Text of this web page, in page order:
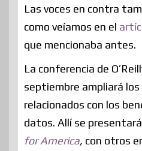
Las voces en contra
como veíamos en el
que mencionaba antes.
La conferencia de
septiembre ampliará
relacionados con los
datos. Allí se
for America, con otros